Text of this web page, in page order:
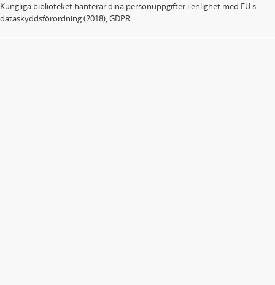
Kungliga biblioteket hanterar dina personuppgifter i enlighet med EU:s
dataskyddsförordning (2018), GDPR.